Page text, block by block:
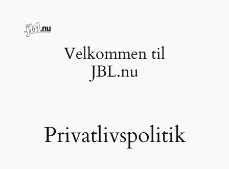
indhold
Velkommen til
JBL.nu
Privatlivspolitik